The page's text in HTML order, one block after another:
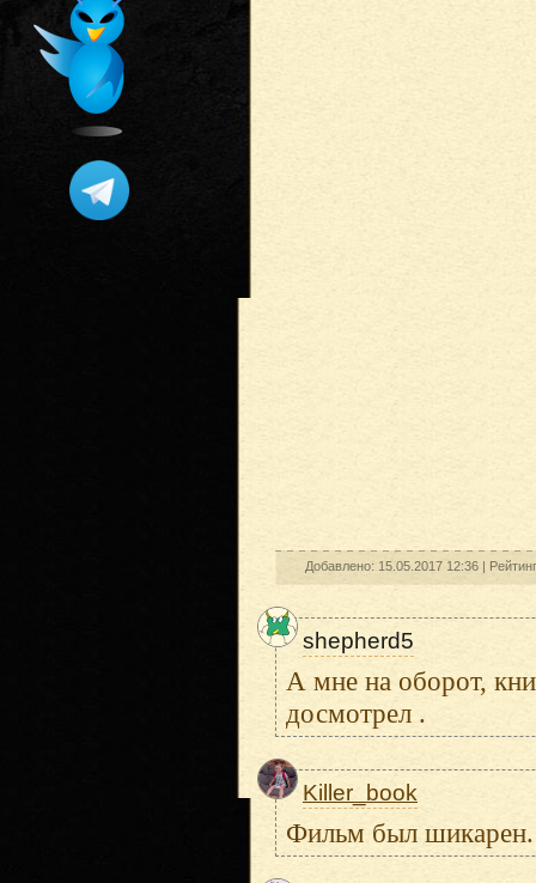
Добавлено: 15.05.2017 12:36 |
shepherd5
А мне на оборот,
досмотрел .
Killer_book
Фильм был